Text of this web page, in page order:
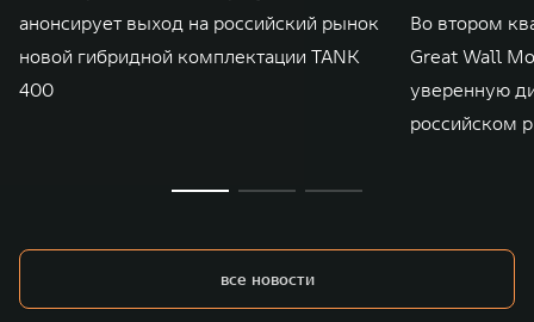
анонсирует выход на российский рынок
новой гибридной комплектации TANK
400
Во втором
Great Wall
уверенную
российском
все новости